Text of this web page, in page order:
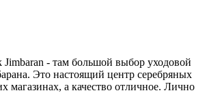
- там большой выбор уходовой
Это настоящий центр серебряных
магазинах, а качество отличное. Лично